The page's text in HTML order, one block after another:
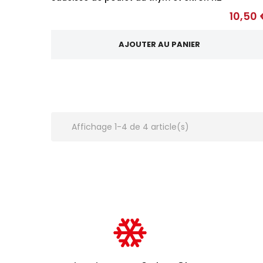
10,50
AJOUTER AU PANIER
Affichage 1-4 de 4 article(s)